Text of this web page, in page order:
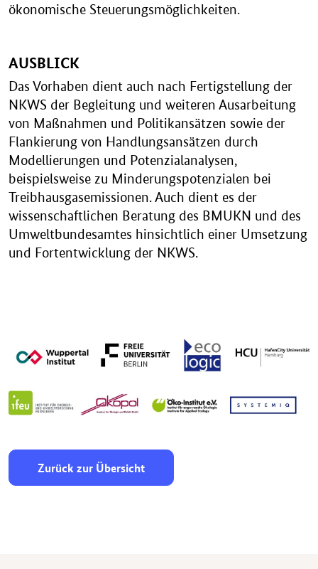
ökonomische Steuerungsmöglichkeiten.
AUSBLICK
Das Vorhaben dient auch nach Fertigstellung der
NKWS der Begleitung und weiteren Ausarbeitung
von Maßnahmen und Politikansätzen sowie der
Flankierung von Handlungsansätzen durch
Modellierungen und Potenzialanalysen,
beispielsweise zu Minderungspotenzialen bei
Treibhausgasemissionen. Auch dient es der
wissenschaftlichen Beratung des BMUKN und des
Umweltbundesamtes hinsichtlich einer Umsetzung
und Fortentwicklung der NKWS.
Zurück zur Übersicht